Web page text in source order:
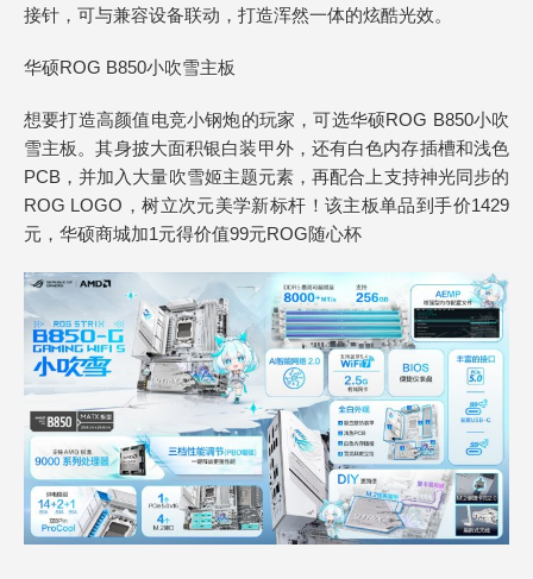
接针，可与兼容设备联动，打造浑然一体的炫酷光效。
华硕ROG B850小吹雪主板
想要打造高颜值电竞小钢炮的玩家，可选华硕ROG B850小吹
雪主板。其身披大面积银白装甲外，还有白色内存插槽和浅色
PCB，并加入大量吹雪姬主题元素，再配合上支持神光同步的
ROG LOGO，树立次元美学新标杆！该主板单品到手价1429
元，华硕商城加1元得价值99元ROG随心杯